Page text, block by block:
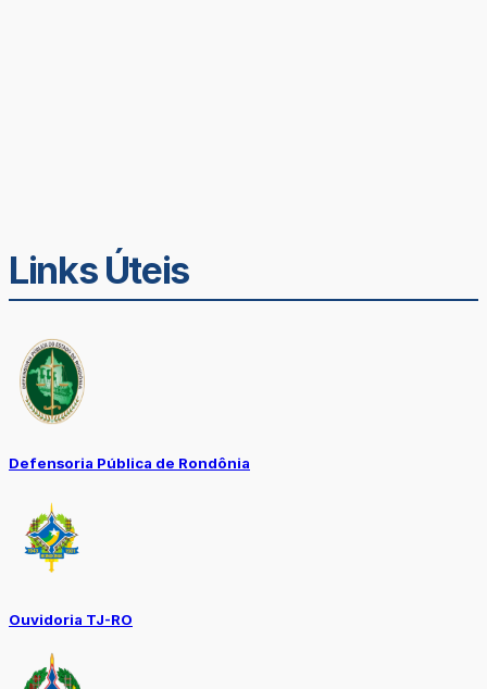
Links Úteis
Defensoria Pública de Rondônia
Ouvidoria TJ-RO